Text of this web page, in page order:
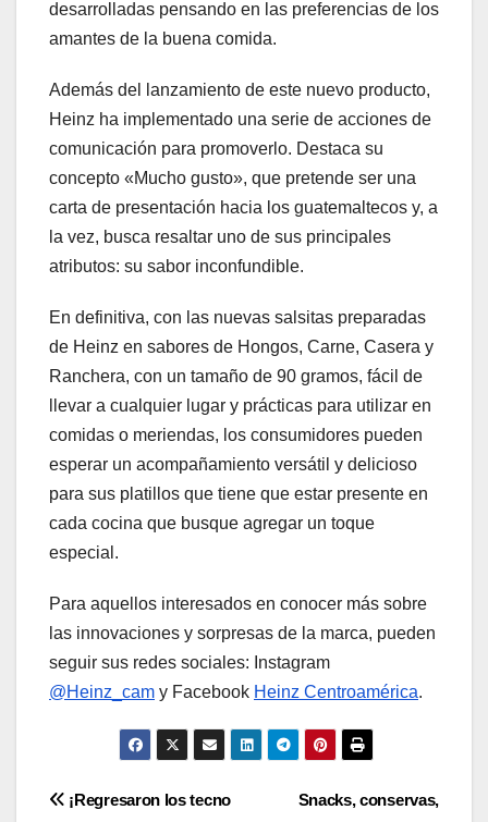
desarrolladas pensando en las preferencias de los
amantes de la buena comida.
Además del lanzamiento de este nuevo producto,
Heinz ha implementado una serie de acciones de
comunicación para promoverlo. Destaca su
concepto «Mucho gusto», que pretende ser una
carta de presentación hacia los guatemaltecos y, a
la vez, busca resaltar uno de sus principales
atributos: su sabor inconfundible.
En definitiva, con las nuevas salsitas preparadas
de Heinz en sabores de Hongos, Carne, Casera y
Ranchera, con un tamaño de 90 gramos, fácil de
llevar a cualquier lugar y prácticas para utilizar en
comidas o meriendas, los consumidores pueden
esperar un acompañamiento versátil y delicioso
para sus platillos que tiene que estar presente en
cada cocina que busque agregar un toque
especial.
Para aquellos interesados en conocer más sobre
las innovaciones y sorpresas de la marca, pueden
seguir sus redes sociales: Instagram
@Heinz_cam y Facebook Heinz Centroamérica.
Navegación
Snacks, conservas,
¡Regresaron los tecno